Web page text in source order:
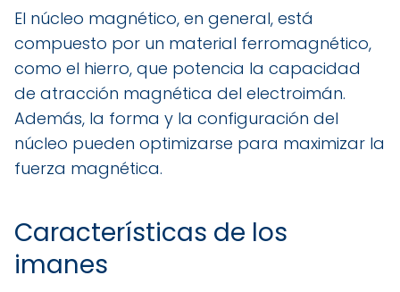
El núcleo magnético, en general, está
compuesto por un material ferromagnético,
como el hierro, que potencia la capacidad
de atracción magnética del electroimán.
Además, la forma y la configuración del
núcleo pueden optimizarse para maximizar la
fuerza magnética.
Características de los
imanes